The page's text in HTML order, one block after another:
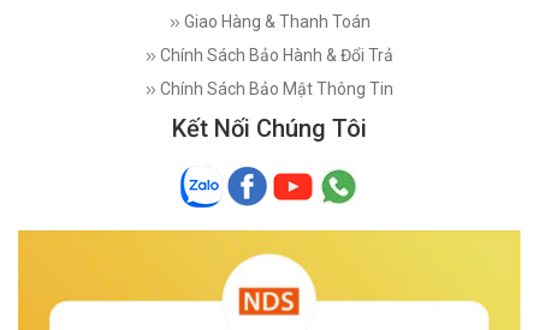
Giao Hàng & Thanh Toán
Chính Sách Bảo Hành & Đổi Trả
Chính Sách Bảo Mật Thông Tin
Kết Nối Chúng Tôi